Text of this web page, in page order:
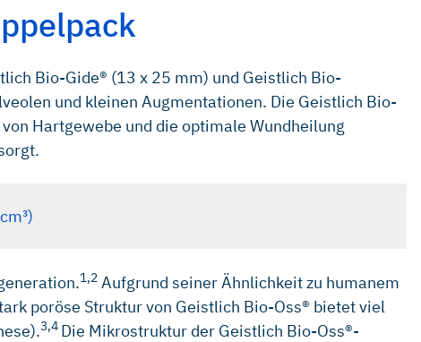
Bio-Gide® (13 x 25 mm) und Geistlich Bio-
und kleinen Augmentationen. Die Geistlich Bio-
Hartgewebe und die optimale Wundheilung
1,2 Aufgrund seiner Ähnlichkeit zu humanem
poröse Struktur von Geistlich Bio-Oss® bietet viel
3,4 Die Mikrostruktur der Geistlich Bio-Oss®-